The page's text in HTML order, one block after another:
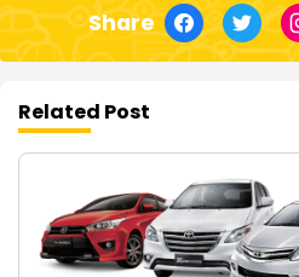
Share
Related Post